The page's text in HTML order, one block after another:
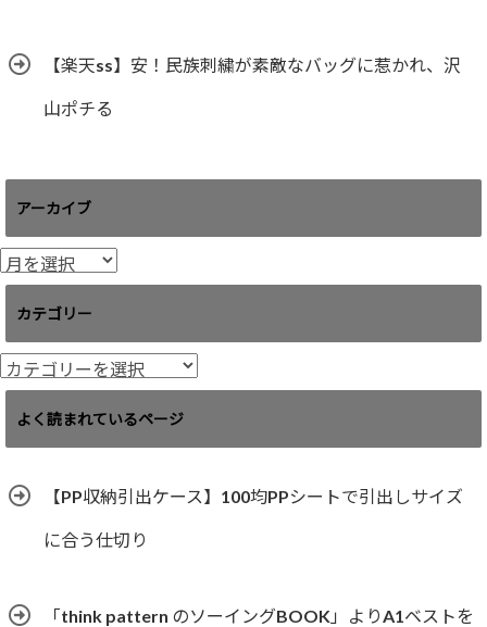
【楽天ss】安！民族刺繍が素敵なバッグに惹かれ、沢
山ポチる
アーカイブ
ア
ー
イ
ブ
カテゴリー
カ
テ
リ
よく読まれているページ
【PP収納引出ケース】100均PPシートで引出しサイズ
に合う仕切り
「think pattern のソーイングBOOK」よりA1ベストを